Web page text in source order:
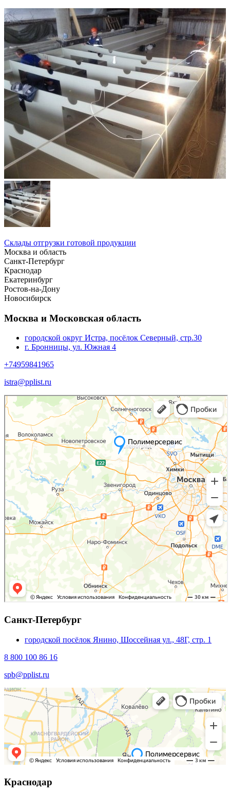
Склады отгрузки готовой продукции
Москва и область
Санкт-Петербург
Краснодар
Екатеринбург
Ростов-на-Дону
Новосибирск
Москва и Московская область
городской округ Истра, посёлок Северный, стр.30
г. Бронницы, ул. Южная 4
+74959841965
istra@pplist.ru
Санкт-Петербург
городской посёлок Янино, Шоссейная ул., 48Г, стр. 1
8 800 100 86 16
spb@pplist.ru
Краснодар